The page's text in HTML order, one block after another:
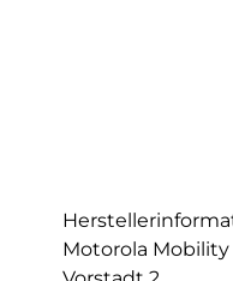
Motorola Mobility